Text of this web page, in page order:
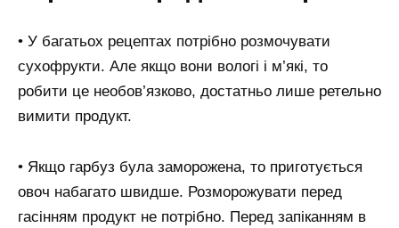
• У багатьох рецептах потрібно розмочувати
сухофрукти. Але якщо вони вологі і м’які, то
робити це необов’язково, достатньо лише ретельно
вимити продукт.
• Якщо гарбуз була заморожена, то приготується
овоч набагато швидше. Розморожувати перед
гасінням продукт не потрібно. Перед запіканням в